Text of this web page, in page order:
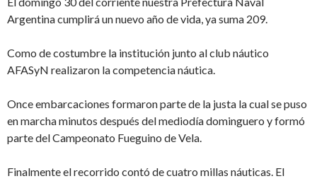
Argentina cumplirá un nuevo año de vida, ya suma 209.
Como de costumbre la institución junto al club náutico
AFASyN realizaron la competencia náutica.
Once embarcaciones formaron parte de la justa la cual se puso
en marcha minutos después del mediodía dominguero y formó
parte del Campeonato Fueguino de Vela.
Finalmente el recorrido contó de cuatro millas náuticas. El